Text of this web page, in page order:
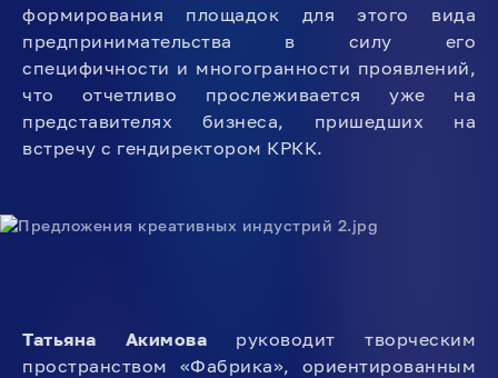
формирования площадок для этого вида
предпринимательства в силу его
специфичности и многогранности проявлений,
что отчетливо прослеживается уже на
представителях бизнеса, пришедших на
встречу с гендиректором КРКК.
Татьяна Акимова руководит творческим
пространством «Фабрика», ориентированным